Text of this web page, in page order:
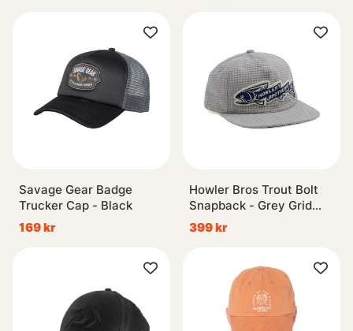
Savage Gear Badge
Trucker Cap - Black
169 kr
Howler Bros Trout Bolt
Snapback - Grey Grid
Corduroy
399 kr